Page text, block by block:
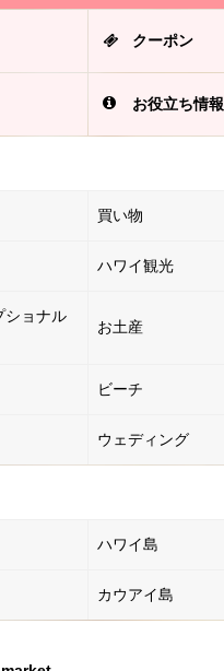
クーポン
お役立ち情報
買い物
ハワイ観光
ショナル
お土産
ビーチ
ウェディング
ハワイ島
カウアイ島